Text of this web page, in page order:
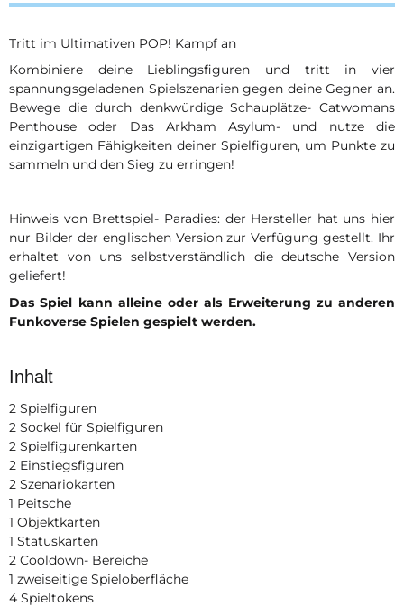
Tritt im Ultimativen POP! Kampf an
Kombiniere deine Lieblingsfiguren und tritt in vier
spannungsgeladenen Spielszenarien gegen deine Gegner an.
Bewege die durch denkwürdige Schauplätze- Catwomans
Penthouse oder Das Arkham Asylum- und nutze die
einzigartigen Fähigkeiten deiner Spielfiguren, um Punkte zu
sammeln und den Sieg zu erringen!
Hinweis von Brettspiel- Paradies: der Hersteller hat uns hier
nur Bilder der englischen Version zur Verfügung gestellt. Ihr
erhaltet von uns selbstverständlich die deutsche Version
geliefert!
Das Spiel kann alleine oder als Erweiterung zu anderen
Funkoverse Spielen gespielt werden.
Inhalt
2 Spielfiguren
2 Sockel für Spielfiguren
2 Spielfigurenkarten
2 Einstiegsfiguren
2 Szenariokarten
1 Peitsche
1 Objektkarten
1 Statuskarten
2 Cooldown- Bereiche
1 zweiseitige Spieloberfläche
4 Spieltokens